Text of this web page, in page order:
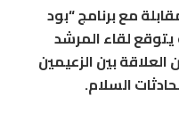
مع برنامج “بود
لقاء المرشد
العلاقة بين الزعيمين
السلام.